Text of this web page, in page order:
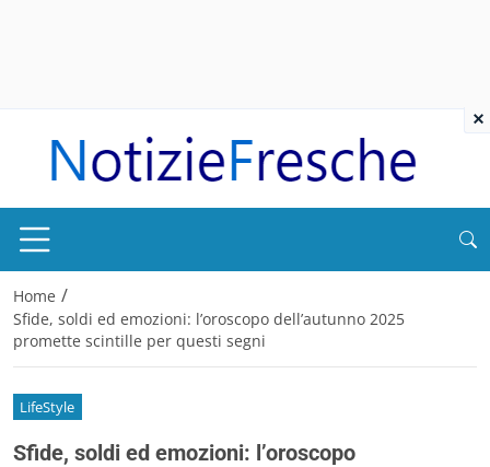
Home /
Sfide, soldi ed emozioni: l’oroscopo dell’autunno 2025
promette scintille per questi segni
LifeStyle
Sfide, soldi ed emozioni: l’oroscopo
×